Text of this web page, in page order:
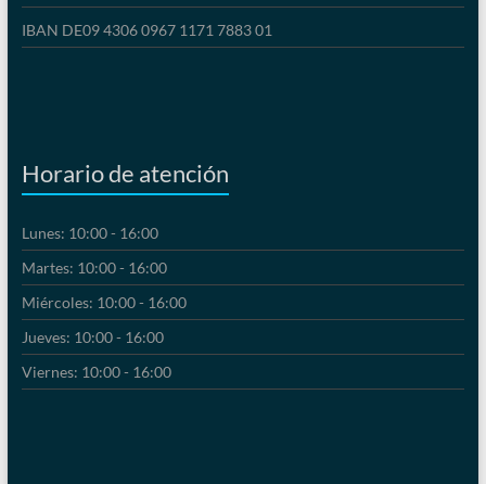
IBAN DE09 4306 0967 1171 7883 01
Horario de atención
Lunes: 10:00 - 16:00
Martes: 10:00 - 16:00
Miércoles: 10:00 - 16:00
Jueves: 10:00 - 16:00
Viernes: 10:00 - 16:00